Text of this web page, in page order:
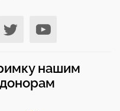
нашим